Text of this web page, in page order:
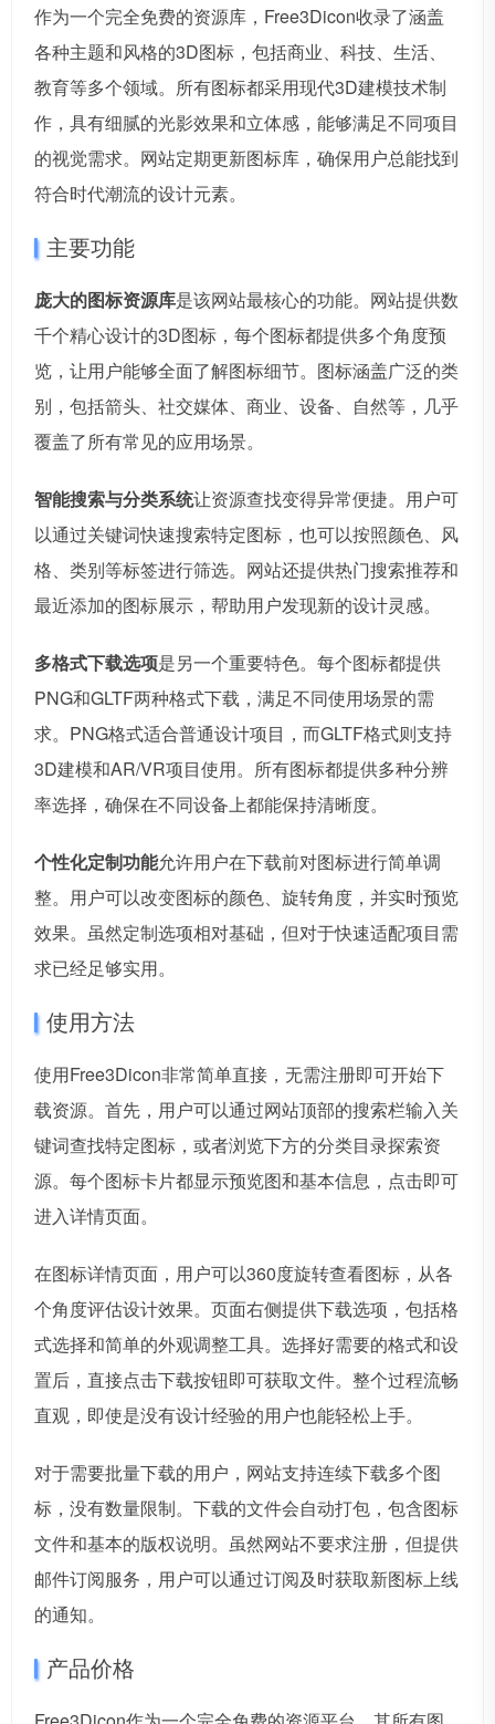
作为一个完全免费的资源库，Free3Dicon收录了涵盖
各种主题和风格的3D图标，包括商业、科技、生活、
教育等多个领域。所有图标都采用现代3D建模技术制
作，具有细腻的光影效果和立体感，能够满足不同项目
的视觉需求。网站定期更新图标库，确保用户总能找到
符合时代潮流的设计元素。
主要功能
庞大的图标资源库是该网站最核心的功能。网站提供数
千个精心设计的3D图标，每个图标都提供多个角度预
览，让用户能够全面了解图标细节。图标涵盖广泛的类
别，包括箭头、社交媒体、商业、设备、自然等，几乎
覆盖了所有常见的应用场景。
智能搜索与分类系统让资源查找变得异常便捷。用户可
以通过关键词快速搜索特定图标，也可以按照颜色、风
格、类别等标签进行筛选。网站还提供热门搜索推荐和
最近添加的图标展示，帮助用户发现新的设计灵感。
多格式下载选项是另一个重要特色。每个图标都提供
PNG和GLTF两种格式下载，满足不同使用场景的需
求。PNG格式适合普通设计项目，而GLTF格式则支持
3D建模和AR/VR项目使用。所有图标都提供多种分辨
率选择，确保在不同设备上都能保持清晰度。
个性化定制功能允许用户在下载前对图标进行简单调
整。用户可以改变图标的颜色、旋转角度，并实时预览
效果。虽然定制选项相对基础，但对于快速适配项目需
求已经足够实用。
使用方法
使用Free3Dicon非常简单直接，无需注册即可开始下
载资源。首先，用户可以通过网站顶部的搜索栏输入关
键词查找特定图标，或者浏览下方的分类目录探索资
源。每个图标卡片都显示预览图和基本信息，点击即可
进入详情页面。
在图标详情页面，用户可以360度旋转查看图标，从各
个角度评估设计效果。页面右侧提供下载选项，包括格
式选择和简单的外观调整工具。选择好需要的格式和设
置后，直接点击下载按钮即可获取文件。整个过程流畅
直观，即使是没有设计经验的用户也能轻松上手。
对于需要批量下载的用户，网站支持连续下载多个图
标，没有数量限制。下载的文件会自动打包，包含图标
文件和基本的版权说明。虽然网站不要求注册，但提供
邮件订阅服务，用户可以通过订阅及时获取新图标上线
的通知。
产品价格